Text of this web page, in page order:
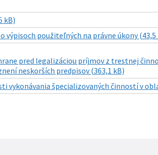
kB)
výpisoch použiteľných na právne úkony (43,5
pred legalizáciou príjmov z trestnej
neskorších predpisov (363,1 kB)
vykonávania špecializovaných činností v